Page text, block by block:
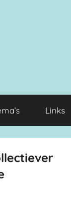
Links